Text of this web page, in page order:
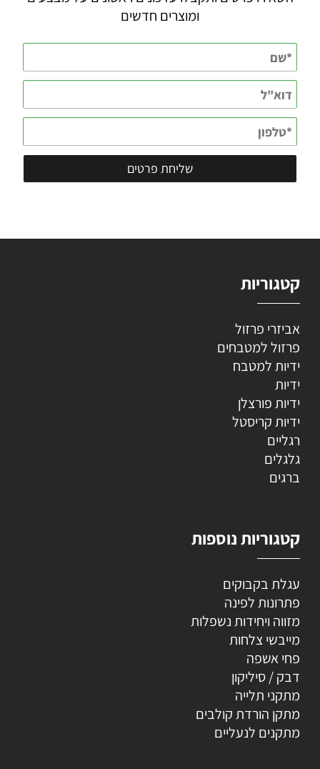
ומוצרים חדשים
קטגוריות
אביזרי פרזול
פרזול למטבחים
ידיות למטבח
ידיות
ידיות פורצלן
ידיות קריסטל
רגליים
גלגלים
ברגים
קטגוריות נוספות
עגלת בקבוקים
פתרונות לפינה
מזווה ויחידות נשפלות
מייבשי צלחות
פחי אשפה
דבק / סיליקון
מתקני תלייה
מתקן הורדת קולבים
מתקנים לנעליים